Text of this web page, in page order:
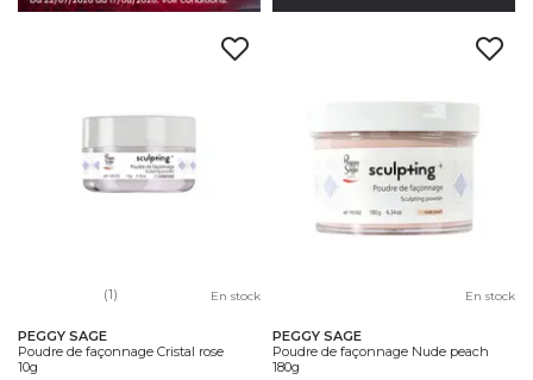
(1) En stock
PEGGY SAGE
Poudre de façonnage Cristal rose
10g
En stock
PEGGY SAGE
Poudre de façonnage Nude peach
180g